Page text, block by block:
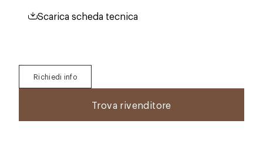
Scarica scheda tecnica
Richiedi info
Trova rivenditore